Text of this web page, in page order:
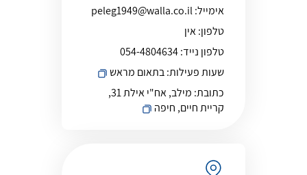
אימייל:peleg1949@walla.co.il
טלפון:אין
טלפון נייד:054-4804634
שעות פעילות:בתאום מראש
כתובת:
מילב, אח"י אילת 31,
קריית חיים, חיפה